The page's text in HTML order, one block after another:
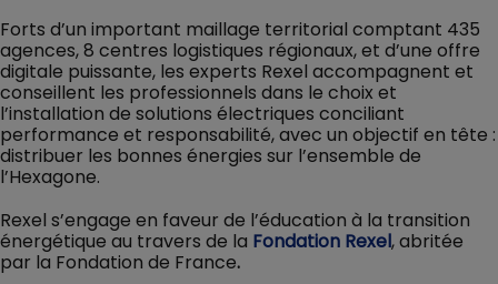
Forts d’un important maillage territorial comptant 435
agences, 8 centres logistiques régionaux, et d’une offre
digitale puissante, les experts Rexel accompagnent et
conseillent les professionnels dans le choix et
l’installation de solutions électriques conciliant
performance et responsabilité, avec un objectif en tête :
distribuer les bonnes énergies sur l’ensemble de
l’Hexagone.
Rexel s’engage en faveur de l’éducation à la transition
énergétique au travers de la Fondation Rexel, abritée
par la Fondation de France.